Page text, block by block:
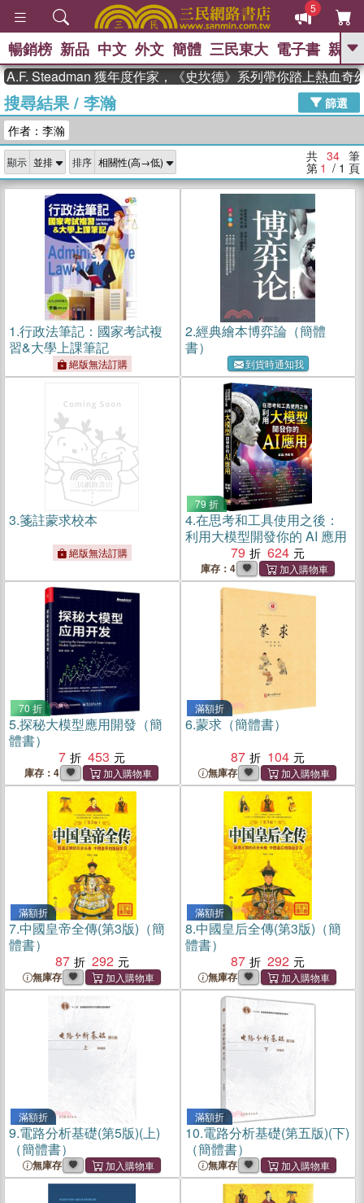
5
GO
高希均教授回憶錄
、 The Odyssey 、 父親節 、 如果歷
獎 臺灣漫遊錄 、 方念華 、 台灣的李
登輝時代
數學女孩：黎曼猜想 、
偉大的迷走神經
暢銷榜 新品 中文 外文 簡體 三民東大 電子書 親子
獲年度作家，《史坎德》系列帶你踏上熱血奇幻旅程
搜尋結果/ 李瀚
篩選
作者：李瀚
顯示 排序 共 34 筆
第 1 / 1 頁
1.行政法筆記：國家考試複
習&大學上課筆記
絕版無法訂購
2.經典繪本博弈論（簡體
書）
到貨時通知我
3.箋註蒙求校本
絕版無法訂購
79 折
4.在思考和工具使用之後：
利用大模型開發你的 AI 應用
79
624
庫存：4
70 折
5.探秘大模型應用開發（簡
體書）
7
453
庫存：4
滿額折
6.蒙求（簡體書）
87
104
無庫存
滿額折
7.中國皇帝全傳(第3版)（簡
體書）
87
292
無庫存
滿額折
8.中國皇后全傳(第3版)（簡
體書）
87
292
無庫存
滿額折
9.電路分析基礎(第5版)(上)
（簡體書）
無庫存
滿額折
10.電路分析基礎(第五版)(下)
（簡體書）
無庫存